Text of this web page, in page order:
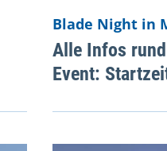
Blade Night in
Alle Infos
Event: